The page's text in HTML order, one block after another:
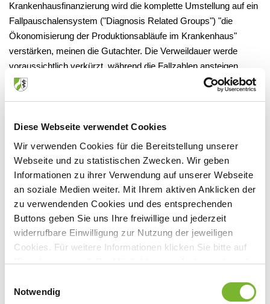
Diese Webseite verwendet Cookies
Wir verwenden Cookies für die Bereitstellung unserer
Webseite und zu statistischen Zwecken. Wir geben
Informationen zu ihrer Verwendung auf unserer Webseite
an soziale Medien weiter. Mit Ihrem aktiven Anklicken der
zu verwendenden Cookies und des entsprechenden
Buttons geben Sie uns Ihre freiwillige und jederzeit
widerrufbare Einwilligung zur Nutzung der jeweiligen
Cookies. Für weitere Informationen klicken Sie bitte auf
"Details anzeigen". Die Möglichkeit zur Änderung besteht
Datenschutzerklärung
Notwendig
Krankenhausfinanzierung wird die komplette Umstellung auf ein
Fallpauschalensystem ("Diagnosis Related Groups") "die
Ökonomisierung der Produktionsabläufe im Krankenhaus"
verstärken, meinen die Gutachter. Die Verweildauer werde
voraussichtlich verkürzt, während die Fallzahlen ansteigen.
Ausgehend von der Entwicklung der Krankheitsbelastung und
sich für Nordrhein-Westfalen ein Anstieg der Patientenzahlen bis
Zunahme bedeutet nicht gleichzeitig eine entsprechend hohe
Zunahme der stationären Patientenzahl, sondern wird
vermutlich teilweise begleitet von einer Verlagerung innerhalb
des übrigen Leistungsspektrums des Krankenhauses bis hin
zur integrierten Versorgung.
Aus dieser Entwicklung heraus schließen die Gutachter auf eine
Krankenhausbereich werden allerdings keinesfalls sinken,